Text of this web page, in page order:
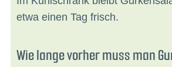
etwa einen Tag frisch.
Wie lange vorher muss man